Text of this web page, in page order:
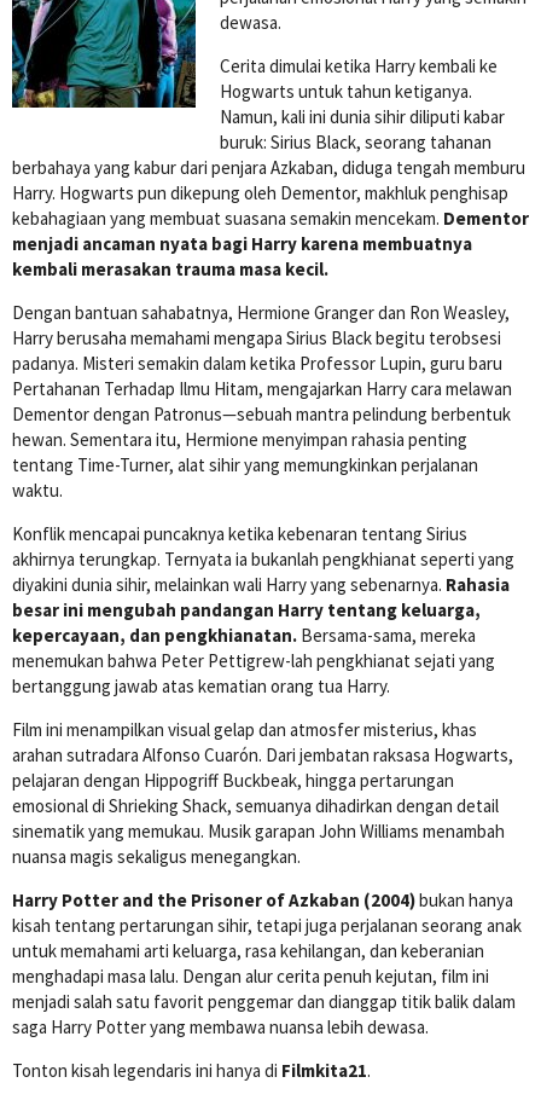
dewasa.
Cerita dimulai ketika Harry kembali ke
Hogwarts untuk tahun ketiganya.
Namun, kali ini dunia sihir diliputi kabar
buruk: Sirius Black, seorang tahanan
berbahaya yang kabur dari penjara Azkaban, diduga tengah memburu
Harry. Hogwarts pun dikepung oleh Dementor, makhluk penghisap
kebahagiaan yang membuat suasana semakin mencekam. Dementor
menjadi ancaman nyata bagi Harry karena membuatnya
kembali merasakan trauma masa kecil.
Dengan bantuan sahabatnya, Hermione Granger dan Ron Weasley,
Harry berusaha memahami mengapa Sirius Black begitu terobsesi
padanya. Misteri semakin dalam ketika Professor Lupin, guru baru
Pertahanan Terhadap Ilmu Hitam, mengajarkan Harry cara melawan
Dementor dengan Patronus—sebuah mantra pelindung berbentuk
hewan. Sementara itu, Hermione menyimpan rahasia penting
tentang Time-Turner, alat sihir yang memungkinkan perjalanan
waktu.
Konflik mencapai puncaknya ketika kebenaran tentang Sirius
akhirnya terungkap. Ternyata ia bukanlah pengkhianat seperti yang
diyakini dunia sihir, melainkan wali Harry yang sebenarnya. Rahasia
besar ini mengubah pandangan Harry tentang keluarga,
kepercayaan, dan pengkhianatan. Bersama-sama, mereka
menemukan bahwa Peter Pettigrew-lah pengkhianat sejati yang
bertanggung jawab atas kematian orang tua Harry.
Film ini menampilkan visual gelap dan atmosfer misterius, khas
arahan sutradara Alfonso Cuarón. Dari jembatan raksasa Hogwarts,
pelajaran dengan Hippogriff Buckbeak, hingga pertarungan
emosional di Shrieking Shack, semuanya dihadirkan dengan detail
sinematik yang memukau. Musik garapan John Williams menambah
nuansa magis sekaligus menegangkan.
Harry Potter and the Prisoner of Azkaban (2004)bukan hanya
kisah tentang pertarungan sihir, tetapi juga perjalanan seorang anak
untuk memahami arti keluarga, rasa kehilangan, dan keberanian
menghadapi masa lalu. Dengan alur cerita penuh kejutan, film ini
menjadi salah satu favorit penggemar dan dianggap titik balik dalam
saga Harry Potter yang membawa nuansa lebih dewasa.
Tonton kisah legendaris ini hanya di Filmkita21.